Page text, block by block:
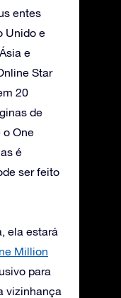
entes
Unido e
e
Star
20
de
o One
é
ser feito
ela estará
Million
para
vizinhança